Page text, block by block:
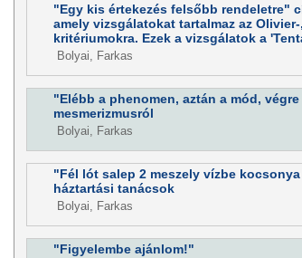
"Egy kis értekezés felsőbb rendeletre"
amely vizsgálatokat tartalmaz az
kritériumokra. Ezek a vizsgálatok a
Bolyai, Farkas
"Elébb a phenomen, aztán a mód,
mesmerizmusról
Bolyai, Farkas
"Fél lót salep 2 meszely vízbe
háztartási tanácsok
Bolyai, Farkas
"Figyelembe ajánlom!"